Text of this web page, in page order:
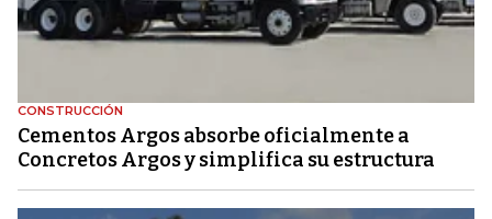
CONSTRUCCIÓN
Cementos Argos absorbe oficialmente a
Concretos Argos y simplifica su estructura